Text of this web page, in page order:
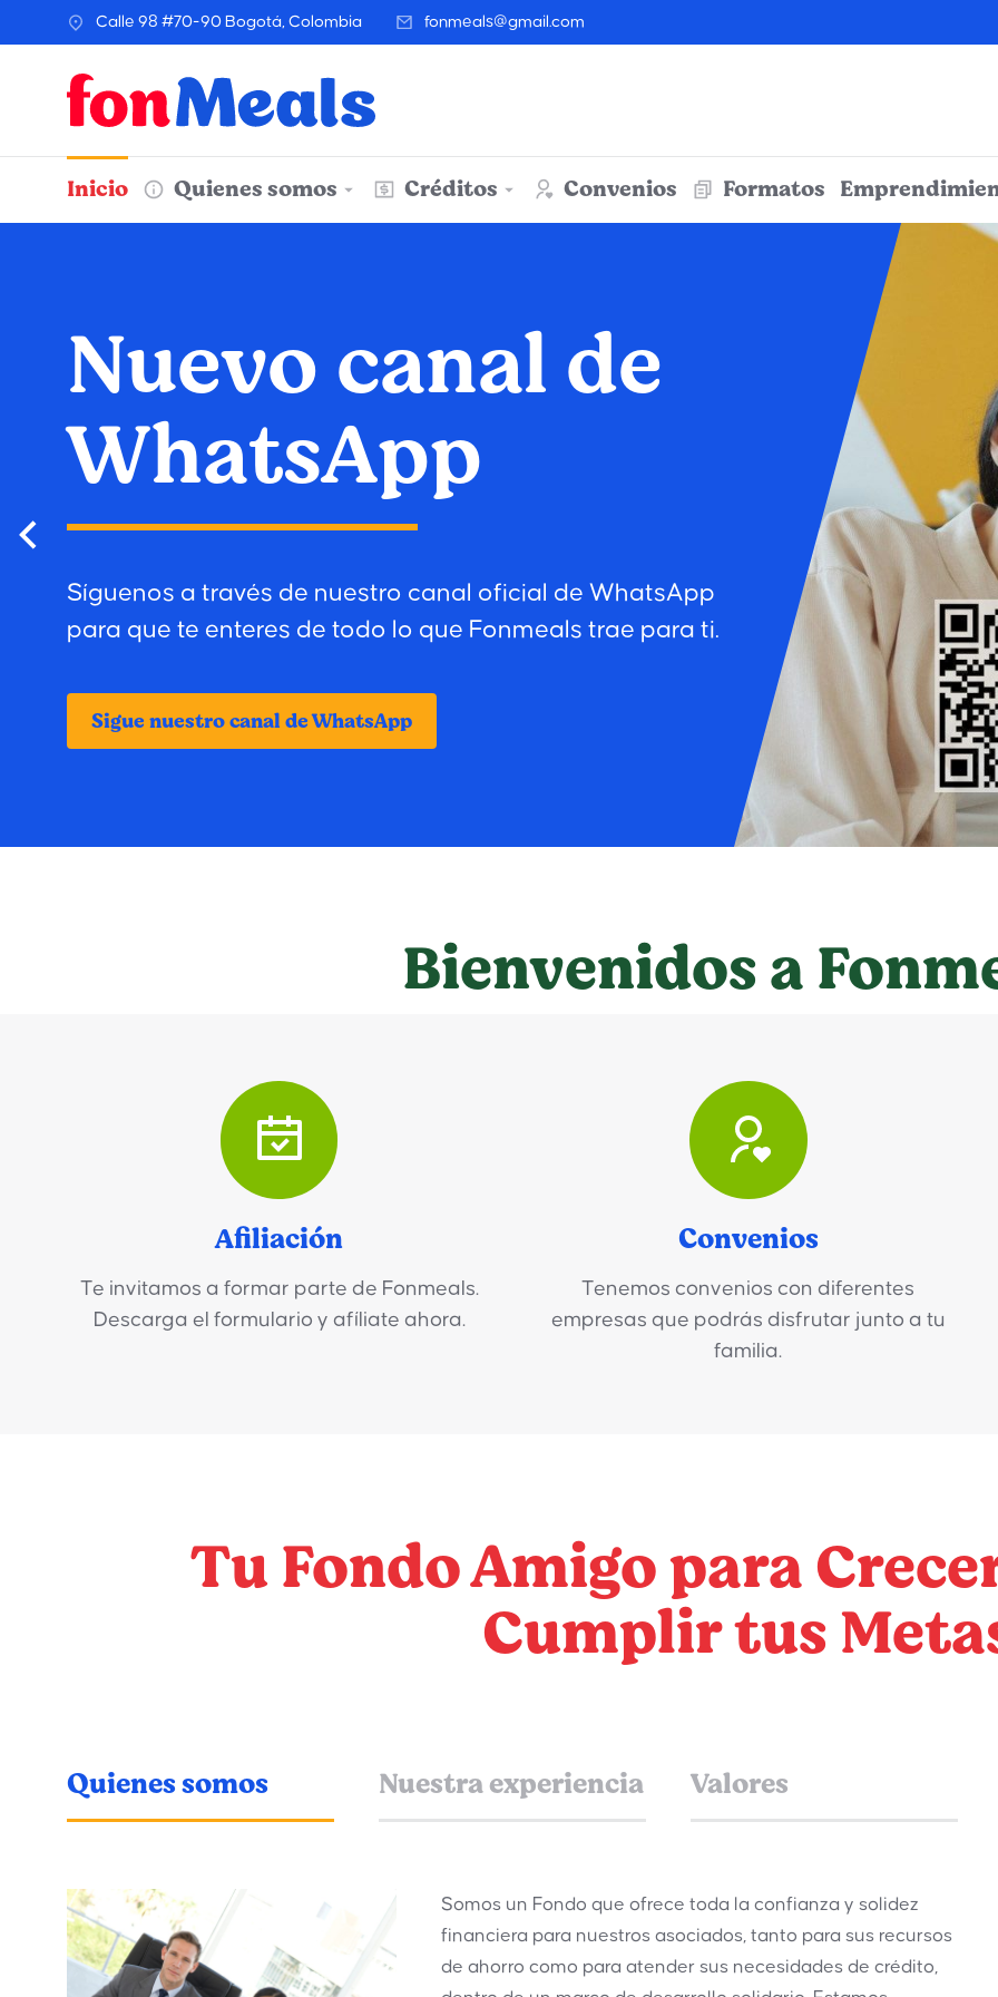
Calle 98 #70-90 Bogotá, Colombia fonmeals@gmail.com
Inicio Quienes somos Créditos Convenios Formatos
Nuevo canal de
WhatsApp
Síguenos a través de nuestro canal oficial de WhatsApp
para que te enteres de todo lo que Fonmeals trae para ti.
Sigue nuestro canal de WhatsApp
Bienvenidos a
Afiliación
Te invitamos a formar parte de Fonmeals.
Descarga el formulario y afíliate ahora.
Convenios
Tenemos convenios con diferentes
empresas que podrás disfrutar junto a tu
familia.
Tu Fondo Amigo para
Cumplir tus
Quienes somos Nuestra experiencia Valores
Somos un Fondo que ofrece toda la confianza y solidez
financiera para nuestros asociados, tanto para sus recursos
de ahorro como para atender sus necesidades de crédito,